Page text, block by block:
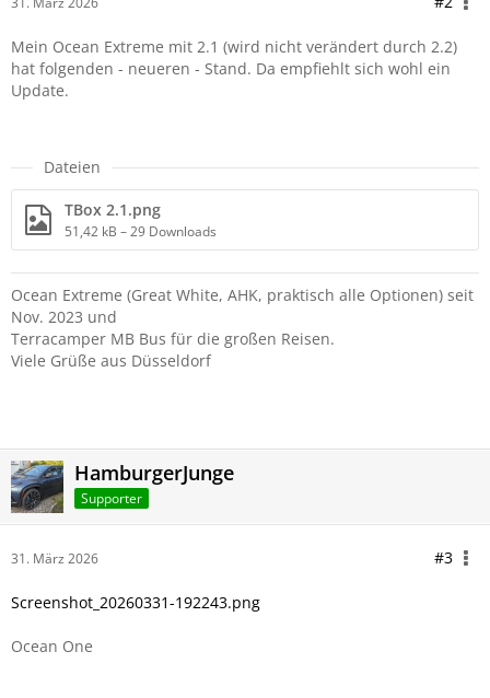
Mein Ocean Extreme mit 2.1 (wird nicht verändert durch 2.2)
hat folgenden - neueren - Stand. Da empfiehlt sich wohl ein
Update.
Dateien
TBox 2.1.png
51,42 kB – 29 Downloads
Ocean Extreme (Great White, AHK, praktisch alle Optionen) seit
Nov. 2023 und
Terracamper MB Bus für die großen Reisen.
Viele Grüße aus Düsseldorf
HamburgerJunge
Supporter
31. März 2026 #3
Screenshot_20260331-192243.png
Ocean One